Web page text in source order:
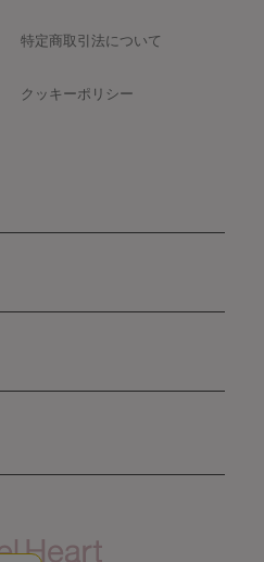
特定商取引法について
クッキーポリシー